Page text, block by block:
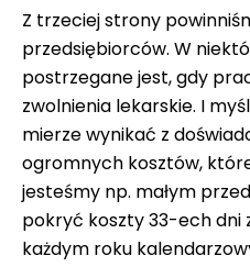
Z trzeciej strony
przedsiębiorców. W
postrzegane jest, gdy
zwolnienia lekarskie. I
mierze wynikać z
ogromnych kosztów,
jesteśmy np. małym
pokryć koszty 33-ech dni
każdym roku